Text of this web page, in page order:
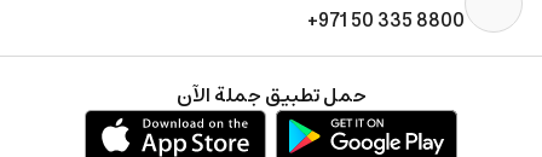
+971 50 335 8800
حمل تطبيق جملة الآن